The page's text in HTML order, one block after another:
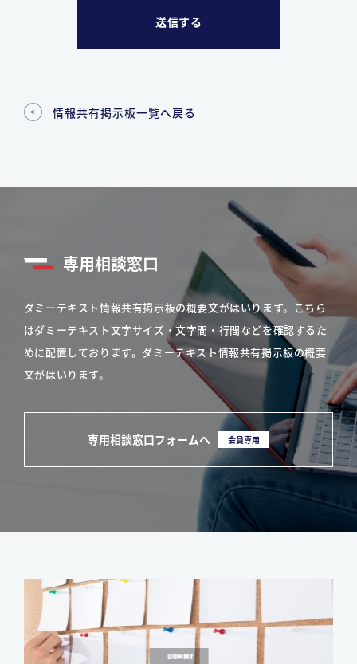
情報共有掲示板一覧へ戻る
専用相談窓口
ダミーテキスト情報共有掲示板の概要文がはいります。こちら
はダミーテキスト文字サイズ・文字間・行間などを確認するた
めに配置しております。ダミーテキスト情報共有掲示板の概要
文がはいります。
専用相談窓口フォームへ 会員専用